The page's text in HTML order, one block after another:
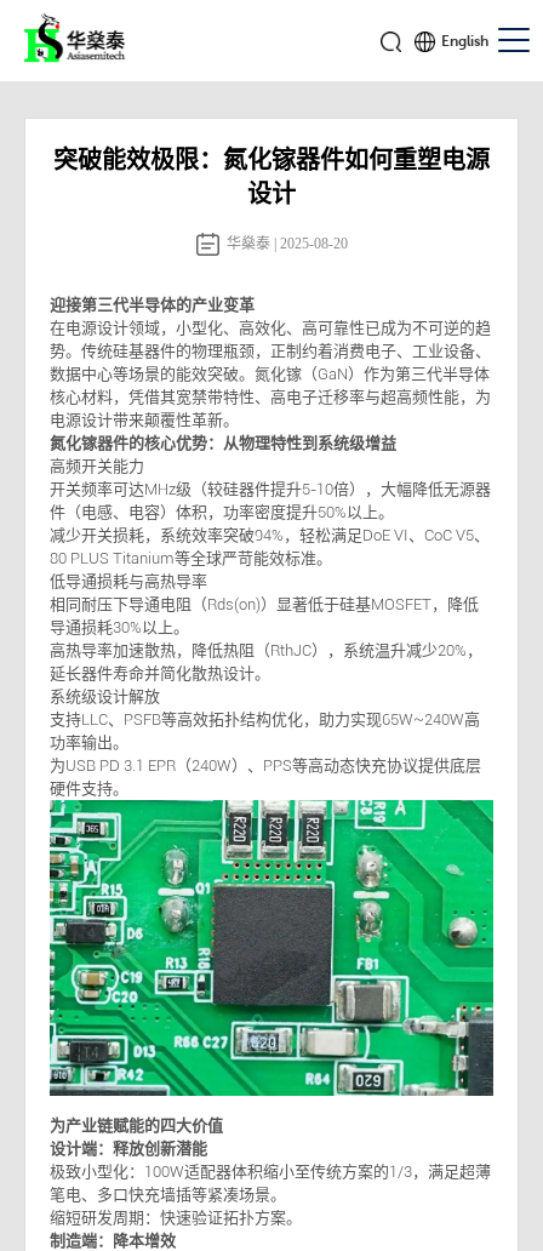
English
突破能效极限：氮化镓器件如何重塑电源
设计
华燊泰 | 2025-08-20
迎接第三代半导体的产业变革
在电源设计领域，小型化、高效化、高可靠性已成为不可逆的趋
势。传统硅基器件的物理瓶颈，正制约着消费电子、工业设备、
数据中心等场景的能效突破。氮化镓（GaN）作为第三代半导体
核心材料，凭借其宽禁带特性、高电子迁移率与超高频性能，为
电源设计带来颠覆性革新。
氮化镓器件的核心优势：从物理特性到系统级增益
高频开关能力
开关频率可达MHz级（较硅器件提升5-10倍），大幅降低无源器
件（电感、电容）体积，功率密度提升50%以上。
减少开关损耗，系统效率突破94%，轻松满足DoE VI、CoC V5、
80 PLUS Titanium等全球严苛能效标准。
低导通损耗与高热导率
相同耐压下导通电阻（Rds(on)）显著低于硅基MOSFET，降低
导通损耗30%以上。
高热导率加速散热，降低热阻（RthJC），系统温升减少20%，
延长器件寿命并简化散热设计。
系统级设计解放
支持LLC、PSFB等高效拓扑结构优化，助力实现65W~240W高
功率输出。
为USB PD 3.1 EPR（240W）、PPS等高动态快充协议提供底层
硬件支持。
为产业链赋能的四大价值
设计端：释放创新潜能
极致小型化：100W适配器体积缩小至传统方案的1/3，满足超薄
笔电、多口快充墙插等紧凑场景。
缩短研发周期：快速验证拓扑方案。
制造端：降本增效